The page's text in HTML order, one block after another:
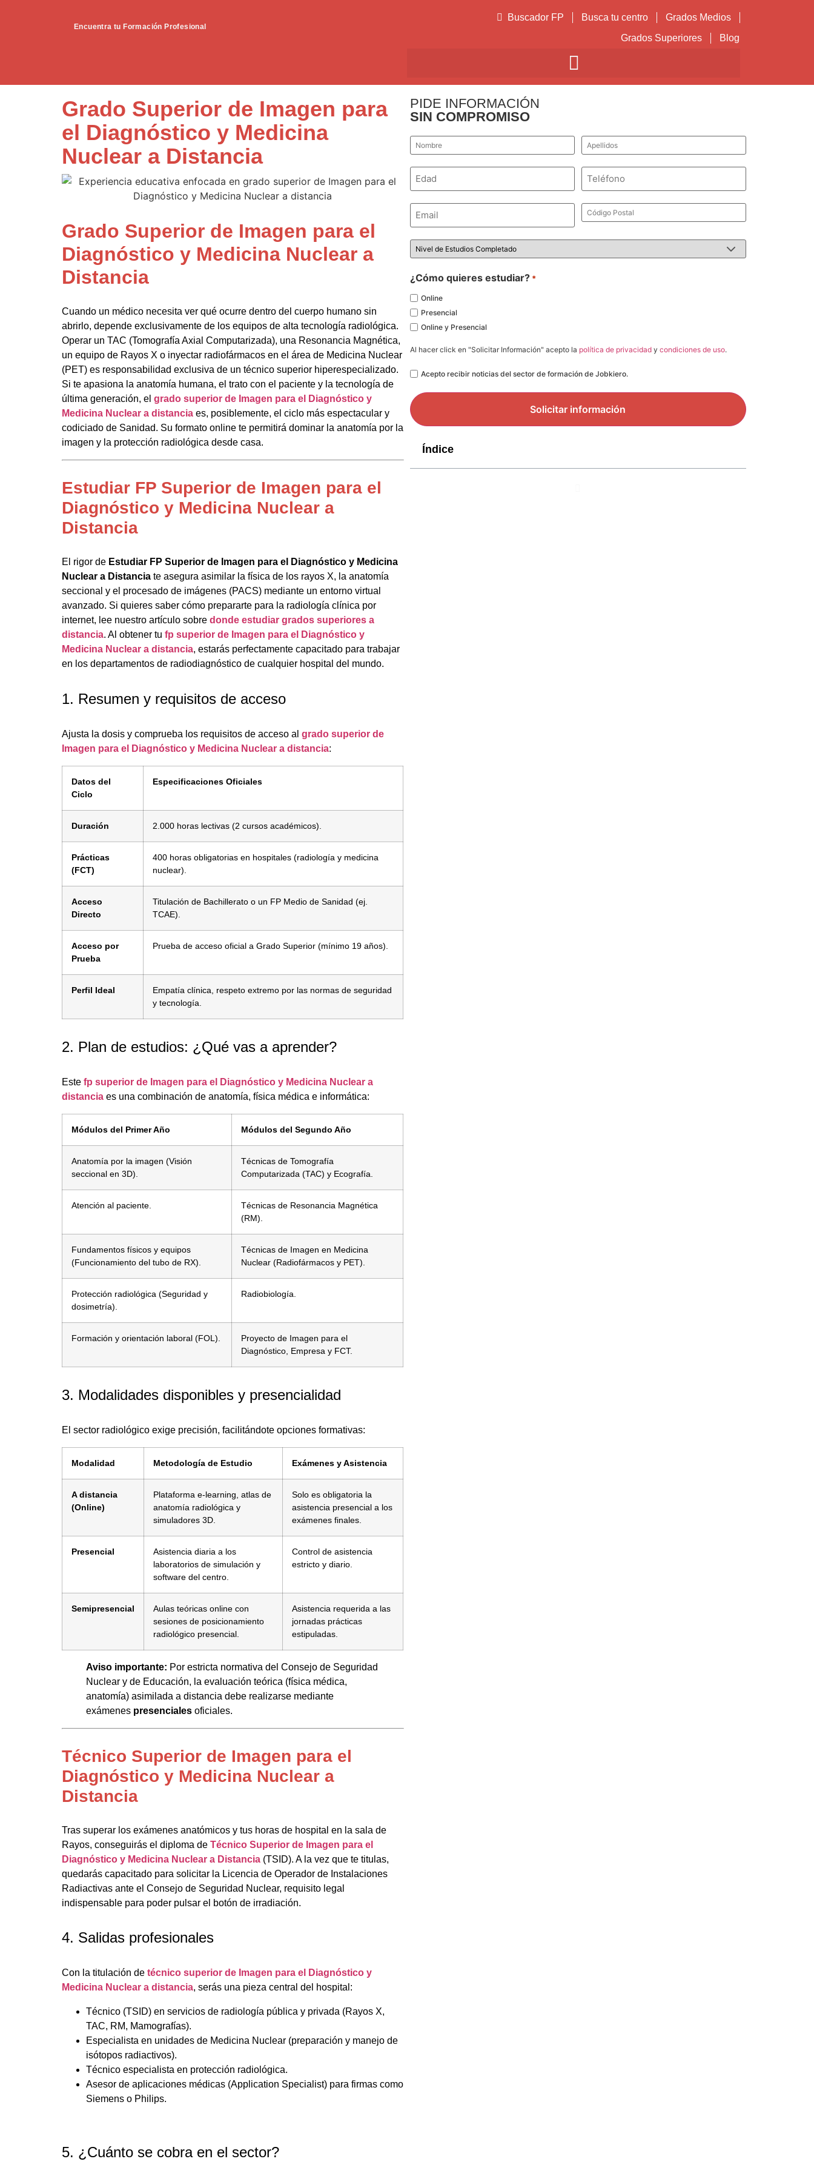
Encuentra tu Formación Profesional
Buscador FP Busca tu centro
Grados Medios
Grados Superiores
Blog
Grado Superior de Imagen para
el Diagnóstico y Medicina
Nuclear a Distancia
Grado Superior de Imagen para el
Diagnóstico y Medicina Nuclear a
Distancia
Cuando un médico necesita ver qué ocurre dentro del cuerpo humano sin
abrirlo, depende exclusivamente de los equipos de alta tecnología radiológica.
Operar un TAC (Tomografía Axial Computarizada), una Resonancia Magnética,
un equipo de Rayos X o inyectar radiofármacos en el área de Medicina Nuclear
(PET) es responsabilidad exclusiva de un técnico superior hiperespecializado.
Si te apasiona la anatomía humana, el trato con el paciente y la tecnología de
última generación, el grado superior de Imagen para el Diagnóstico y
Medicina Nuclear a distancia es, posiblemente, el ciclo más espectacular y
codiciado de Sanidad. Su formato online te permitirá dominar la anatomía por la
imagen y la protección radiológica desde casa.
Estudiar FP Superior de Imagen para el
Diagnóstico y Medicina Nuclear a
Distancia
El rigor de Estudiar FP Superior de Imagen para el Diagnóstico y Medicina
Nuclear a Distancia te asegura asimilar la física de los rayos X, la anatomía
seccional y el procesado de imágenes (PACS) mediante un entorno virtual
avanzado. Si quieres saber cómo prepararte para la radiología clínica por
internet, lee nuestro artículo sobre donde estudiar grados superiores a
distancia. Al obtener tu fp superior de Imagen para el Diagnóstico y
Medicina Nuclear a distancia, estarás perfectamente capacitado para trabajar
en los departamentos de radiodiagnóstico de cualquier hospital del mundo.
1. Resumen y requisitos de acceso
Ajusta la dosis y comprueba los requisitos de acceso al grado superior de
Imagen para el Diagnóstico y Medicina Nuclear a distancia:
Datos del
Ciclo
Especificaciones Oficiales
Duración 2.000 horas lectivas (2 cursos académicos).
Prácticas
(FCT)
400 horas obligatorias en hospitales (radiología y medicina
nuclear).
Acceso
Directo
Titulación de Bachillerato o un FP Medio de Sanidad (ej.
TCAE).
Acceso por
Prueba
Prueba de acceso oficial a Grado Superior (mínimo 19 años).
Perfil Ideal
Empatía clínica, respeto extremo por las normas de seguridad
y tecnología.
2. Plan de estudios: ¿Qué vas a aprender?
Este fp superior de Imagen para el Diagnóstico y Medicina Nuclear a
distancia es una combinación de anatomía, física médica e informática:
Módulos del Primer Año Módulos del Segundo Año
Anatomía por la imagen (Visión
seccional en 3D).
Técnicas de Tomografía
Computarizada (TAC) y Ecografía.
Atención al paciente.
Técnicas de Resonancia Magnética
(RM).
Fundamentos físicos y equipos
(Funcionamiento del tubo de RX).
Técnicas de Imagen en Medicina
Nuclear (Radiofármacos y PET).
Protección radiológica (Seguridad y
dosimetría).
Radiobiología.
Formación y orientación laboral (FOL).
Proyecto de Imagen para el
Diagnóstico, Empresa y FCT.
3. Modalidades disponibles y presencialidad
El sector radiológico exige precisión, facilitándote opciones formativas:
Modalidad Metodología de Estudio Exámenes y Asistencia
A distancia
(Online)
Plataforma e-learning, atlas de
anatomía radiológica y
simuladores 3D.
Solo es obligatoria la
asistencia presencial a los
exámenes finales.
Presencial
Asistencia diaria a los
laboratorios de simulación y
software del centro.
Control de asistencia
estricto y diario.
Semipresencial
Aulas teóricas online con
sesiones de posicionamiento
radiológico presencial.
Asistencia requerida a las
jornadas prácticas
estipuladas.
Aviso importante: Por estricta normativa del Consejo de Seguridad
Nuclear y de Educación, la evaluación teórica (física médica,
anatomía) asimilada a distancia debe realizarse mediante
exámenes presenciales oficiales.
Técnico Superior de Imagen para el
Diagnóstico y Medicina Nuclear a
Distancia
Tras superar los exámenes anatómicos y tus horas de hospital en la sala de
Rayos, conseguirás el diploma de Técnico Superior de Imagen para el
Diagnóstico y Medicina Nuclear a Distancia (TSID). A la vez que te titulas,
quedarás capacitado para solicitar la Licencia de Operador de Instalaciones
Radiactivas ante el Consejo de Seguridad Nuclear, requisito legal
indispensable para poder pulsar el botón de irradiación.
4. Salidas profesionales
Con la titulación de técnico superior de Imagen para el Diagnóstico y
Medicina Nuclear a distancia, serás una pieza central del hospital:
Técnico (TSID) en servicios de radiología pública y privada (Rayos X,
TAC, RM, Mamografías).
Especialista en unidades de Medicina Nuclear (preparación y manejo de
isótopos radiactivos).
Técnico especialista en protección radiológica.
Asesor de aplicaciones médicas (Application Specialist) para firmas como
Siemens o Philips.
5. ¿Cuánto se cobra en el sector?
PIDE INFORMACIÓN
SIN COMPROMISO
Nombre Apellidos
*
Número Teléfono
Email
Código
Postal
Nivel
de
¿Cómo quieres estudiar? *
Online
Presencial
Online y Presencial
Al hacer click en "Solicitar Información" acepto la política de privacidad y condiciones de uso.
LegalAcepto recibir noticias del sector de formación de Jobkiero.
Índice